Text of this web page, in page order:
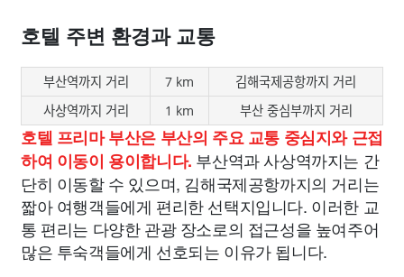
호텔 주변 환경과 교통
부산역까지 거리 7 km
김해국제공항까지 거리
사상역까지 거리
1 km 부산 중심부까지 거리
호텔 프리마 부산은 부산의 주요 교통 중심지와 근접
하여 이동이 용이합니다. 부산역과 사상역까지는 간
단히 이동할 수 있으며, 김해국제공항까지의 거리는
짧아 여행객들에게 편리한 선택지입니다. 이러한 교
통 편리는 다양한 관광 장소로의 접근성을 높여주어
많은 투숙객들에게 선호되는 이유가 됩니다.